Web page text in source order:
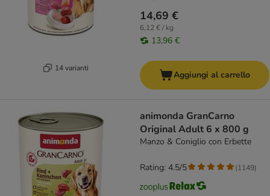
14 varianti
14,69 €
6,12 € / kg
13,96 €
Aggiungi al carrello
animonda GranCarno
Original Adult 6 x 800 g
Manzo & Coniglio con Erbette
Rating: 4.5/5 (1149)